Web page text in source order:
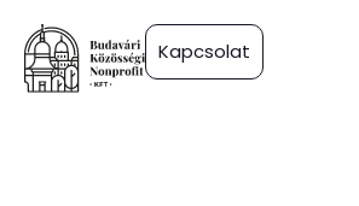
Kapcsolat